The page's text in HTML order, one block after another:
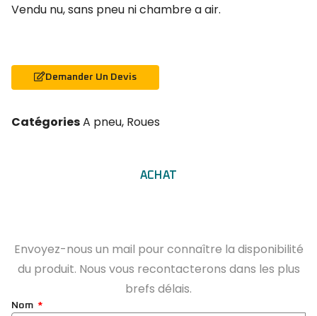
Vendu nu, sans pneu ni chambre a air.
Demander Un Devis
CatégoriesA pneu, Roues
ACHAT
Envoyez-nous un mail pour connaître la disponibilité
du produit. Nous vous recontacterons dans les plus
brefs délais.
Nom